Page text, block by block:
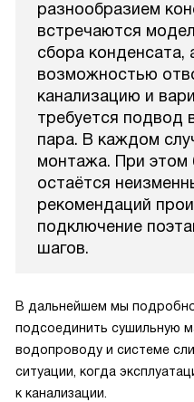
разнообразием
встречаются
сбора конденсата,
возможностью
канализацию и
требуется подвод
пара. В каждом
монтажа. При этом
остаётся
рекомендаций
подключение
шагов.
В дальнейшем мы
подсоединить сушильную
водопроводу и системе
ситуации, когда
к канализации.